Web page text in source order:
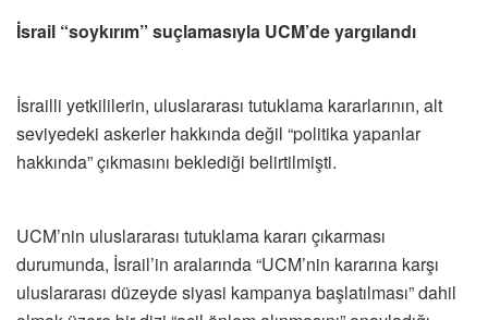
İsrail “soykırım” suçlamasıyla UCM’de yargılandı
İsrailli yetkililerin, uluslararası tutuklama kararlarının, alt
seviyedeki askerler hakkında değil “politika yapanlar
hakkında” çıkmasını beklediği belirtilmişti.
UCM’nin uluslararası tutuklama kararı çıkarması
durumunda, İsrail’in aralarında “UCM’nin kararına karşı
uluslararası düzeyde siyasi kampanya başlatılması” dahil